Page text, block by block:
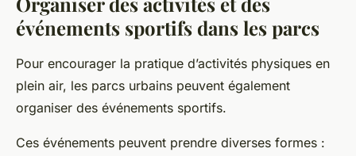
événements sportifs dans les parcs
Pour encourager la pratique d’activités physiques en
plein air, les parcs urbains peuvent également
organiser des événements sportifs.
Ces événements peuvent prendre diverses formes :